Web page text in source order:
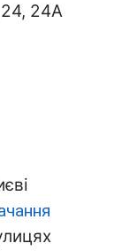
24А